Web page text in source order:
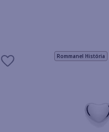
Rommanel História